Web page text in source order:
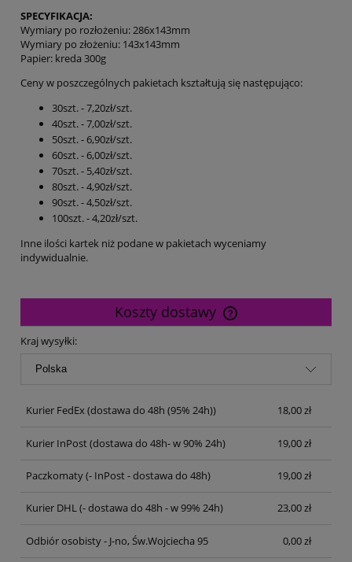
SPECYFIKACJA:
Wymiary po rozłożeniu: 286x143mm
Wymiary po złożeniu: 143x143mm
Papier: kreda 300g
Ceny w poszczególnych pakietach kształtują się następująco:
30szt. - 7,20zł/szt.
40szt. - 7,00zł/szt.
50szt. - 6,90zł/szt.
60szt. - 6,00zł/szt.
70szt. - 5,40zł/szt.
80szt. - 4,90zł/szt.
90szt. - 4,50zł/szt.
100szt. - 4,20zł/szt.
Inne ilości kartek niż podane w pakietach wyceniamy
indywidualnie.
Koszty dostawy
Cena nie zawiera ewentualnych kosztów płatności
Kraj wysyłki:
Kurier FedEx(dostawa do 48h (95% 24h)) 18,00 zł
Kurier InPost(dostawa do 48h- w 90% 24h) 19,00 zł
Paczkomaty(- InPost - dostawa do 48h) 19,00 zł
Kurier DHL(- dostawa do 48h - w 99% 24h) 23,00 zł
Odbiór osobisty - J-no, Św.Wojciecha 95 0,00 zł